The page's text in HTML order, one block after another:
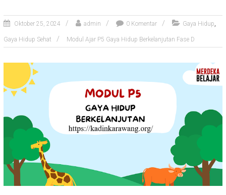
Oktober 25, 2024 admin 0 Komentar Gaya Hidup,
Gaya Hidup Sehat Modul Ajar P5 Gaya Hidup Berkelanjutan Fase D